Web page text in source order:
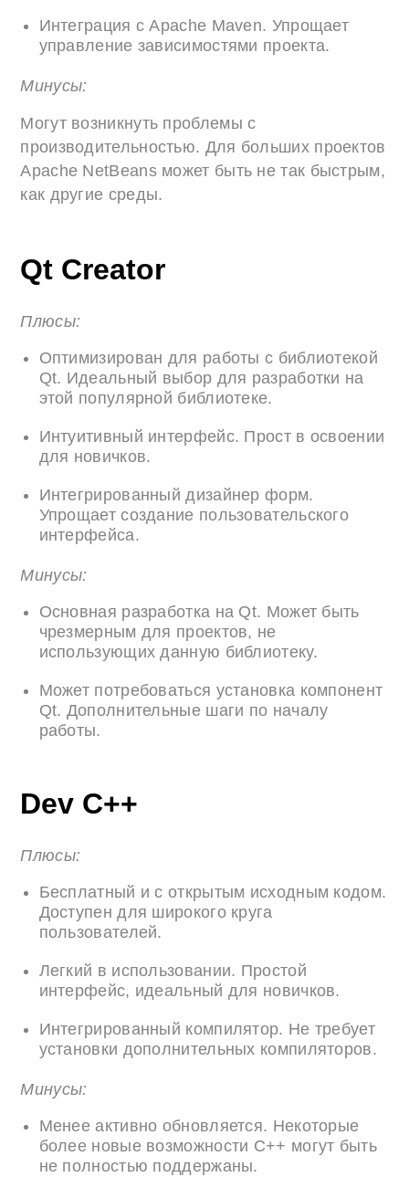
Интеграция с Apache Maven. Упрощает
управление зависимостями проекта.
Минусы:
Могут возникнуть проблемы с
производительностью. Для больших проектов
Apache NetBeans может быть не так быстрым,
как другие среды.
Qt Creator
Плюсы:
Оптимизирован для работы с библиотекой
Qt. Идеальный выбор для разработки на
этой популярной библиотеке.
Интуитивный интерфейс. Прост в освоении
для новичков.
Интегрированный дизайнер форм.
Упрощает создание пользовательского
интерфейса.
Минусы:
Основная разработка на Qt. Может быть
чрезмерным для проектов, не
использующих данную библиотеку.
Может потребоваться установка компонент
Qt. Дополнительные шаги по началу
работы.
Dev C++
Плюсы:
Бесплатный и с открытым исходным кодом.
Доступен для широкого круга
пользователей.
Легкий в использовании. Простой
интерфейс, идеальный для новичков.
Интегрированный компилятор. Не требует
установки дополнительных компиляторов.
Минусы:
Менее активно обновляется. Некоторые
более новые возможности C++ могут быть
не полностью поддержаны.